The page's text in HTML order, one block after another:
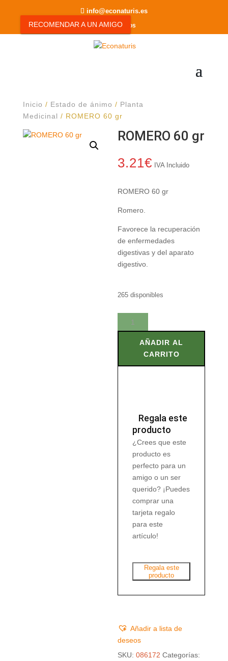
RECOMENDAR A UN AMIGO
info@econaturis.es
0 elementos
Inicio / Estado de ánimo / Planta
Medicinal / ROMERO 60 gr
ROMERO 60 gr
3.21€ IVA Incluido
ROMERO 60 gr
Romero.
Favorece la recuperación
de enfermedades
digestivas y del aparato
digestivo.
265 disponibles
ROMERO
60
cantidad
AÑADIR AL
CARRITO
Regala este
producto
¿Crees que este
producto es
perfecto para un
amigo o un ser
querido? ¡Puedes
comprar una
tarjeta regalo
para este
artículo!
Regala este
producto
Añadir a lista de
deseos
SKU:086172 Categorías: